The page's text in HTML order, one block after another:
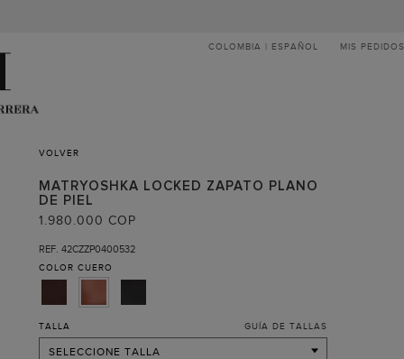
COLOMBIA | ESPAÑOL MIS PEDIDOS
VOLVER
MATRYOSHKA LOCKED ZAPATO PLANO
DE PIEL
1.980.000 COP
REF. 42CZZP0400532
COLOR CUERO
TALLA
SELECCIONE TALLA
36
37
38
39
40
GUÍA DE TALLAS